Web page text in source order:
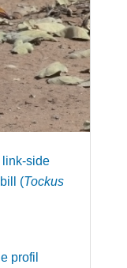
link-side
(Tockus
profil